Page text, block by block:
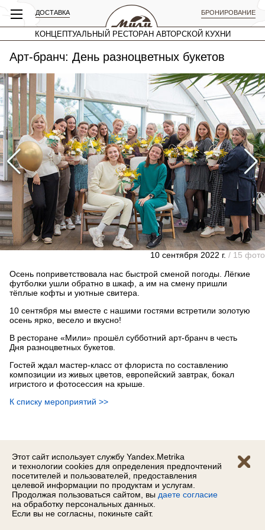
ДОСТАВКА БРОНИРОВАНИЕ
КОНЦЕПТУАЛЬНЫЙ РЕСТОРАН АВТОРСКОЙ КУХНИ
Арт-бранч: День разноцветных букетов
10 сентября 2022 г. / 15 фото
Осень поприветствовала нас быстрой сменой погоды. Лёгкие
футболки ушли обратно в шкаф, а им на смену пришли
тёплые кофты и уютные свитера.
10 сентября мы вместе с нашими гостями встретили золотую
осень ярко, весело и вкусно!
В ресторане «Мили» прошёл субботний арт‑бранч в честь
Дня разноцветных букетов.
Гостей ждал мастер‑класс от флориста по составлению
композиции из живых цветов, европейский завтрак, бокал
игристого и фотосессия на крыше.
К списку мероприятий >>
© 2026 Тензор, Saby
Этот сайт использует службу Yandex.Metrika
и технологии cookies для определения предпочтений
посетителей и пользователей, предоставления
целевой информации по продуктам и услугам.
Продолжая пользоваться сайтом, вы даете согласие
на обработку персональных данных.
Если вы не согласны, покиньте сайт.